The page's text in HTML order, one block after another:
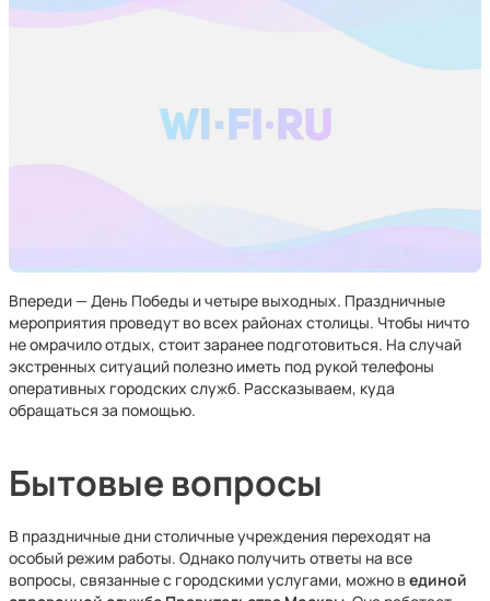
Впереди — День Победы и четыре выходных. Праздничные
мероприятия проведут во всех районах столицы. Чтобы ничто
не омрачило отдых, стоит заранее подготовиться. На случай
экстренных ситуаций полезно иметь под рукой телефоны
оперативных городских служб. Рассказываем, куда
обращаться за помощью.
Бытовые вопросы
В праздничные дни столичные учреждения переходят на
особый режим работы. Однако получить ответы на все
вопросы, связанные с городскими услугами, можно в единой